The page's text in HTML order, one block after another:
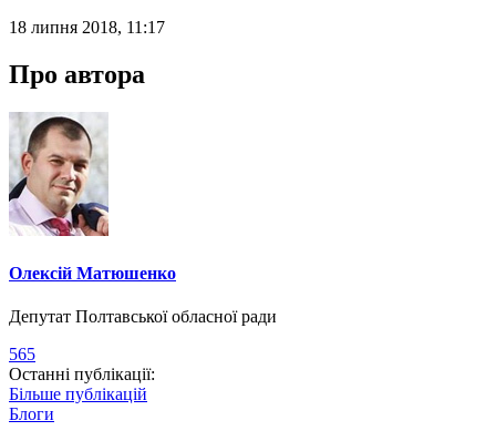
18 липня 2018, 11:17
Про автора
Олексій Матюшенко
Депутат Полтавської обласної ради
565
Останні публікації:
Більше публікацій
Блоги